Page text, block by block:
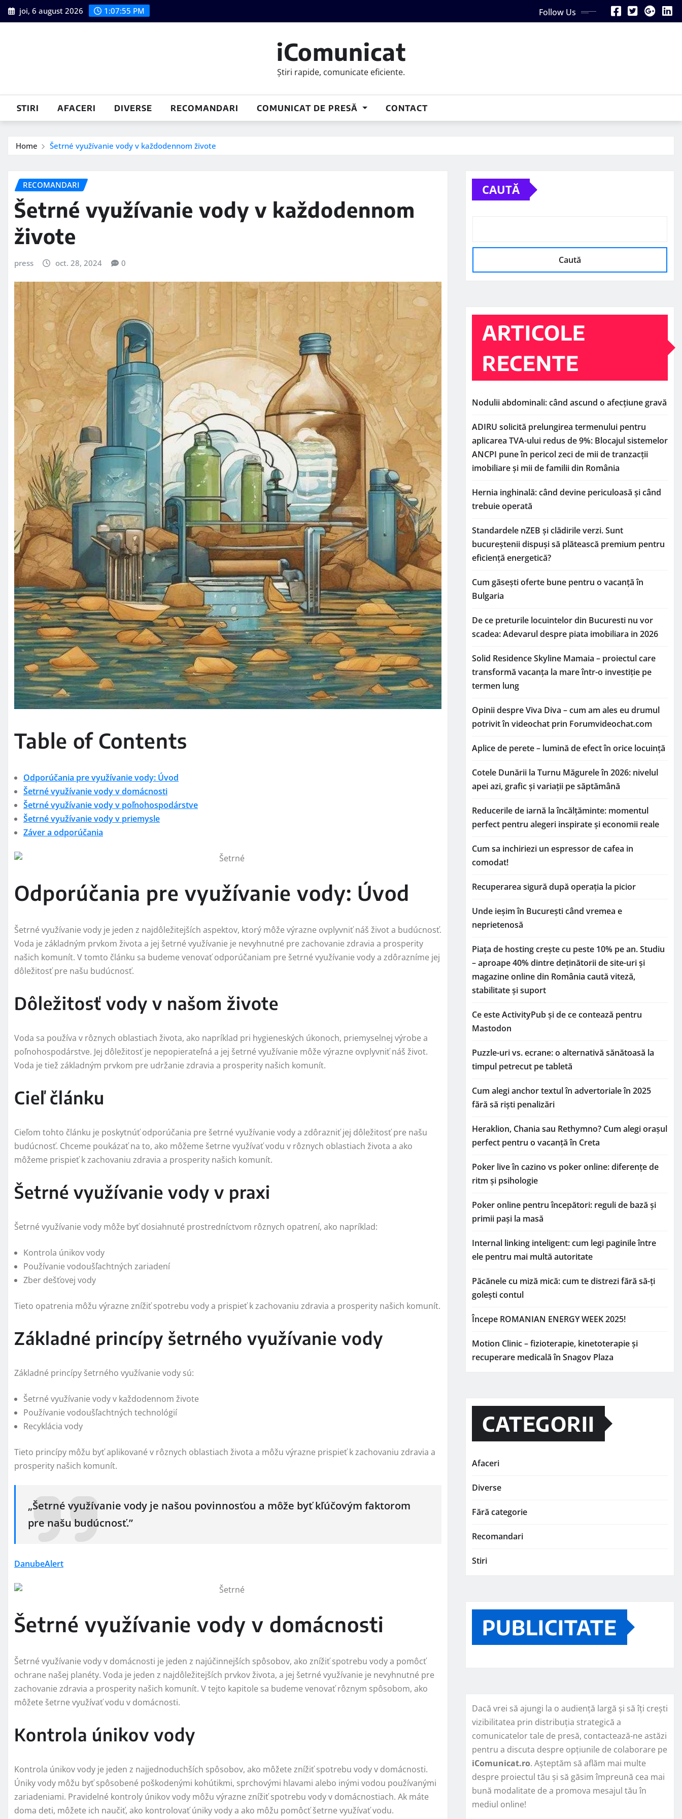
Skip
to
joi, 6 august 2026 1:07:57 PM Follow Us
iComunicat
Știri rapide, comunicate eficiente.
STIRI AFACERI DIVERSE RECOMANDARI COMUNICAT DE PRESĂ CONTACT
Home Šetrné využívanie vody v každodennom živote
RECOMANDARI
Šetrné využívanie vody v každodennom
živote
press oct. 28, 2024 0
Table of Contents
Odporúčania pre využívanie vody: Úvod
Šetrné využívanie vody v domácnosti
Šetrné využívanie vody v poľnohospodárstve
Šetrné využívanie vody v priemysle
Záver a odporúčania
Odporúčania pre využívanie vody: Úvod
Šetrné využívanie vody je jeden z najdôležitejších aspektov, ktorý môže výrazne ovplyvniť náš život a budúcnosť.
Voda je základným prvkom života a jej šetrné využívanie je nevyhnutné pre zachovanie zdravia a prosperity
našich komunít. V tomto článku sa budeme venovať odporúčaniam pre šetrné využívanie vody a zdôrazníme jej
dôležitosť pre našu budúcnosť.
Dôležitosť vody v našom živote
Voda sa používa v rôznych oblastiach života, ako napríklad pri hygieneských úkonoch, priemyselnej výrobe a
poľnohospodárstve. Jej dôležitosť je nepopierateľná a jej šetrné využívanie môže výrazne ovplyvniť náš život.
Voda je tiež základným prvkom pre udržanie zdravia a prosperity našich komunít.
Cieľ článku
Cieľom tohto článku je poskytnúť odporúčania pre šetrné využívanie vody a zdôrazniť jej dôležitosť pre našu
budúcnosť. Chceme poukázať na to, ako môžeme šetrne využívať vodu v rôznych oblastiach života a ako
môžeme prispieť k zachovaniu zdravia a prosperity našich komunít.
Šetrné využívanie vody v praxi
Šetrné využívanie vody môže byť dosiahnuté prostredníctvom rôznych opatrení, ako napríklad:
Kontrola únikov vody
Používanie vodoušľachtných zariadení
Zber dešťovej vody
Tieto opatrenia môžu výrazne znížiť spotrebu vody a prispieť k zachovaniu zdravia a prosperity našich komunít.
Základné princípy šetrného využívanie vody
Základné princípy šetrného využívanie vody sú:
Šetrné využívanie vody v každodennom živote
Používanie vodoušľachtných technológií
Recyklácia vody
Tieto princípy môžu byť aplikované v rôznych oblastiach života a môžu výrazne prispieť k zachovaniu zdravia a
prosperity našich komunít.
„Šetrné využívanie vody je našou povinnosťou a môže byť kľúčovým faktorom
pre našu budúcnosť.”
DanubeAlert
Šetrné využívanie vody v domácnosti
Šetrné využívanie vody v domácnosti je jeden z najúčinnejších spôsobov, ako znížiť spotrebu vody a pomôcť
ochrane našej planéty. Voda je jeden z najdôležitejších prvkov života, a jej šetrné využívanie je nevyhnutné pre
zachovanie zdravia a prosperity našich komunít. V tejto kapitole sa budeme venovať rôznym spôsobom, ako
môžete šetrne využívať vodu v domácnosti.
Kontrola únikov vody
Kontrola únikov vody je jeden z najjednoduchších spôsobov, ako môžete znížiť spotrebu vody v domácnosti.
Úniky vody môžu byť spôsobené poškodenými kohútikmi, sprchovými hlavami alebo inými vodou používanými
zariadeniami. Pravidelné kontroly únikov vody môžu výrazne znížiť spotrebu vody v domácnostiach. Ak máte
doma deti, môžete ich naučiť, ako kontrolovať úniky vody a ako môžu pomôcť šetrne využívať vodu.
CAUTĂ
Caută
ARTICOLE
RECENTE
Nodulii abdominali: când ascund o afecțiune gravă
ADIRU solicită prelungirea termenului pentru
aplicarea TVA-ului redus de 9%: Blocajul sistemelor
ANCPI pune în pericol zeci de mii de tranzacții
imobiliare și mii de familii din România
Hernia inghinală: când devine periculoasă și când
trebuie operată
Standardele nZEB și clădirile verzi. Sunt
bucureștenii dispuși să plătească premium pentru
eficiență energetică?
Cum găsești oferte bune pentru o vacanță în
Bulgaria
De ce preturile locuintelor din Bucuresti nu vor
scadea: Adevarul despre piata imobiliara in 2026
Solid Residence Skyline Mamaia – proiectul care
transformă vacanța la mare într-o investiție pe
termen lung
Opinii despre Viva Diva – cum am ales eu drumul
potrivit în videochat prin Forumvideochat.com
Aplice de perete – lumină de efect în orice locuință
Cotele Dunării la Turnu Măgurele în 2026: nivelul
apei azi, grafic și variații pe săptămână
Reducerile de iarnă la încălțăminte: momentul
perfect pentru alegeri inspirate și economii reale
Cum sa inchiriezi un espressor de cafea in
comodat!
Recuperarea sigură după operația la picior
Unde ieșim în București când vremea e
neprietenosă
Piața de hosting crește cu peste 10% pe an. Studiu
– aproape 40% dintre deținătorii de site-uri și
magazine online din România caută viteză,
stabilitate și suport
Ce este ActivityPub și de ce contează pentru
Mastodon
Puzzle-uri vs. ecrane: o alternativă sănătoasă la
timpul petrecut pe tabletă
Cum alegi anchor textul în advertoriale în 2025
fără să riști penalizări
Heraklion, Chania sau Rethymno? Cum alegi orașul
perfect pentru o vacanță în Creta
Poker live în cazino vs poker online: diferențe de
ritm și psihologie
Poker online pentru începători: reguli de bază și
primii pași la masă
Internal linking inteligent: cum legi paginile între
ele pentru mai multă autoritate
Păcănele cu miză mică: cum te distrezi fără să-ți
golești contul
Începe ROMANIAN ENERGY WEEK 2025!
Motion Clinic – fizioterapie, kinetoterapie și
recuperare medicală în Snagov Plaza
CATEGORII
Afaceri
Diverse
Fără categorie
Recomandari
Stiri
PUBLICITATE
Dacă vrei să ajungi la o audiență largă și să îți crești
vizibilitatea prin distribuția strategică a
comunicatelor tale de presă, contactează-ne astăzi
pentru a discuta despre opțiunile de colaborare pe
iComunicat.ro. Așteptăm să aflăm mai multe
despre proiectul tău și să găsim împreună cea mai
bună modalitate de a promova mesajul tău în
mediul online!